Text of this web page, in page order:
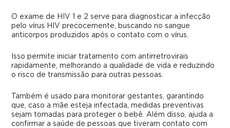
O exame de HIV 1 e 2 serve para diagnosticar a infecção
pelo vírus HIV precocemente, buscando no sangue
anticorpos produzidos após o contato com o vírus.
Isso permite iniciar tratamento com antirretrovirais
rapidamente, melhorando a qualidade de vida e reduzindo
o risco de transmissão para outras pessoas.
Também é usado para monitorar gestantes, garantindo
que, caso a mãe esteja infectada, medidas preventivas
sejam tomadas para proteger o bebê. Além disso, ajuda a
confirmar a saúde de pessoas que tiveram contato com